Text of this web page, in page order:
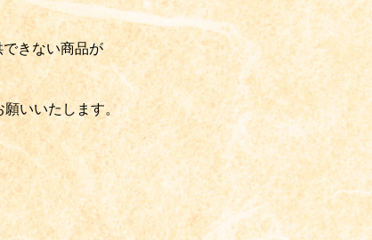
できない商品が
願いいたします。